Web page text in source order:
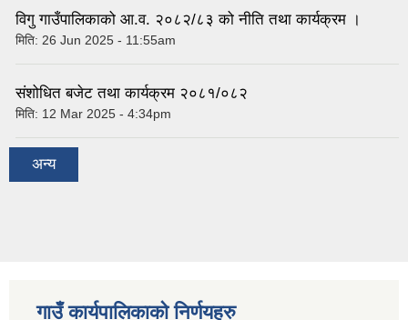
विगु गाउँपालिकाको आ.व. २०८२/८३ को नीति तथा कार्यक्रम ।
मिति: 26 Jun 2025 - 11:55am
संशोधित बजेट तथा कार्यक्रम २०८१/०८२
मिति: 12 Mar 2025 - 4:34pm
अन्य
गाउँ कार्यपालिकाकाे निर्णयहरु